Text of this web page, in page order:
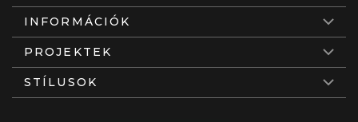
INFORMÁCIÓK
PROJEKTEK
STÍLUSOK